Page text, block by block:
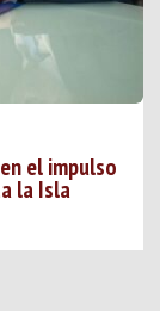
el impulso
la Isla